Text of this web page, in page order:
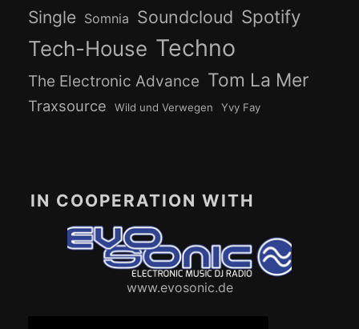
Single Somnia Soundcloud Spotify
Tech-House Techno
The Electronic Advance Tom La Mer
Traxsource Wild und Verwegen Yvy Fay
IN COOPERATION WITH
www.evosonic.de